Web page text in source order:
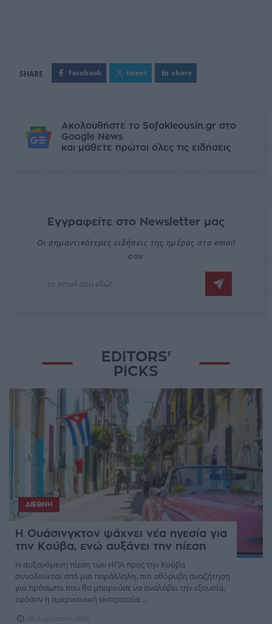
facebook tweet share
Ακολουθήστε το Sofokleousin.gr στο
Google News
και μάθετε πρώτοι όλες τις ειδήσεις
Εγγραφείτε στο Newsletter μας
Οι σημαντικότερες ειδήσεις της ημέρας στο email
σου
EDITORS'
PICKS
ΔΙΕΘΝΉ
Η Ουάσινγκτον ψάχνει νέα ηγεσία για
την Κούβα, ενώ αυξάνει την πίεση
Η αυξανόμενη πίεση των ΗΠΑ προς την Κούβα
συνοδεύεται από μια παράλληλη, πιο αθόρυβη αναζήτηση
για πρόσωπο που θα μπορούσε να αναλάβει την εξουσία,
εφόσον η αμερικανική εκστρατεία ...
08 Αυγούστου 2026